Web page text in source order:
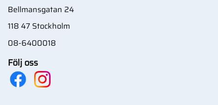
Bellmansgatan 24
118 47 Stockholm
08-6400018
Följ oss